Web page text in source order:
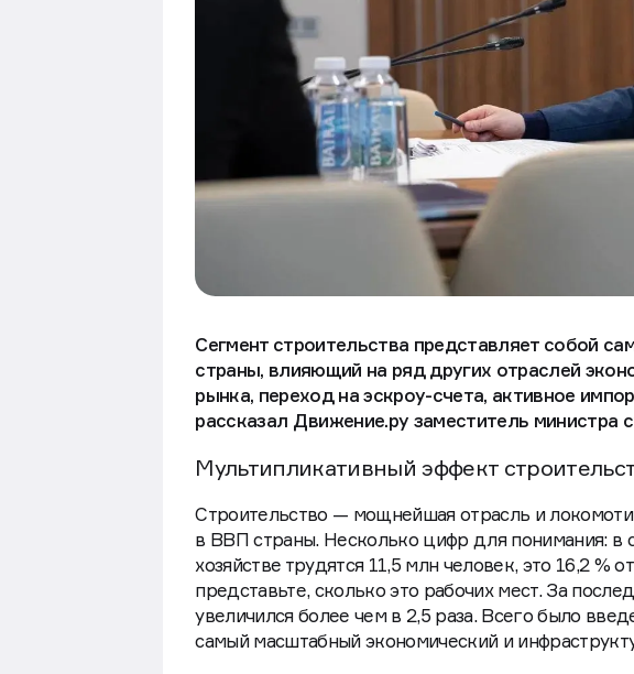
Сегмент строительства представляет собой
страны, влияющий на ряд других отраслей
рынка, переход на эскроу-счета, активное
рассказал Движение.ру заместитель
Мультипликативный эффект
Строительство — мощнейшая отрасль и
в ВВП страны. Несколько цифр для понимания:
хозяйстве трудятся 11,5 млн человек, это 16,2 %
представьте, сколько это рабочих мест. За
увеличился более чем в 2,5 раза. Всего было
самый масштабный экономический и